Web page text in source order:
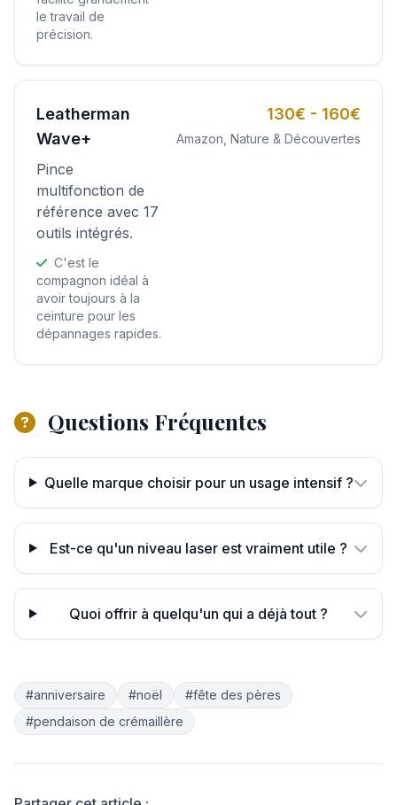
le travail de
précision.
Leatherman
Wave+
Pince
multifonction de
référence avec 17
outils intégrés.
C'est le
compagnon idéal à
avoir toujours à la
ceinture pour les
dépannages rapides.
130€ - 160€
Amazon, Nature & Découvertes
Questions Fréquentes
Quelle marque choisir pour un usage intensif ?
Est-ce qu'un niveau laser est vraiment utile ?
Quoi offrir à quelqu'un qui a déjà tout ?
#anniversaire #noël
#fête des pères
#pendaison de crémaillère